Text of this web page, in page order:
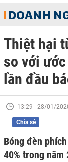
DOANH
Thiệt hại
so với
lần đầu
13:29 | 28/01/
Chia sẻ
Bóng đèn
40% trong năm